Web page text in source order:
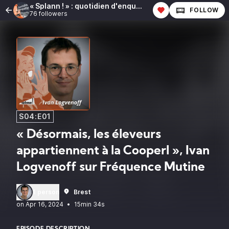
« Splann ! » : quotidien d'enquête
76 followers FOLLOW
S04:E01
« Désormais, les éleveurs
appartiennent à la Cooperl », Ivan
Logvenoff sur Fréquence Mutine
Brest
•
15min 34s